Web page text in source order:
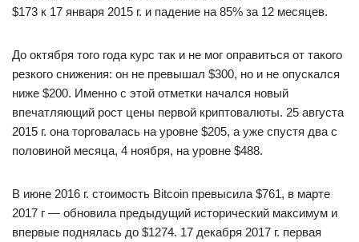
$173 к 17 января 2015 г. и падение на 85% за 12 месяцев.
До октября того года курс так и не мог оправиться от такого
резкого снижения: он не превышал $300, но и не опускался
ниже $200. Именно с этой отметки начался новый
впечатляющий рост цены первой криптовалюты. 25 августа
2015 г. она торговалась на уровне $205, а уже спустя два с
половиной месяца, 4 ноября, на уровне $488.
В июне 2016 г. стоимость Bitcoin превысила $761, в марте
2017 г — обновила предыдущий исторический максимум и
впервые поднялась до $1274. 17 декабря 2017 г. первая